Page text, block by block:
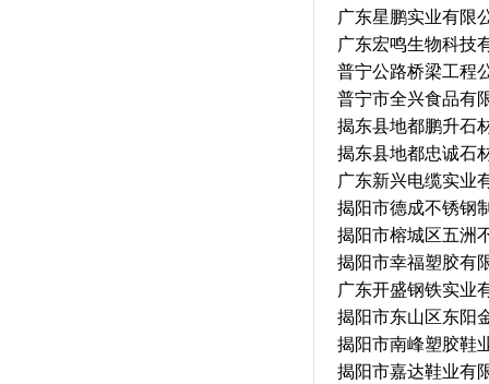
广东星鹏实业有限
广东宏鸣生物科技
普宁公路桥梁工程
普宁市全兴食品有
揭东县地都鹏升石
揭东县地都忠诚石
广东新兴电缆实业
揭阳市德成不锈钢
揭阳市榕城区五洲
揭阳市幸福塑胶有
广东开盛钢铁实业
揭阳市东山区东阳
揭阳市南峰塑胶鞋
揭阳市嘉达鞋业有